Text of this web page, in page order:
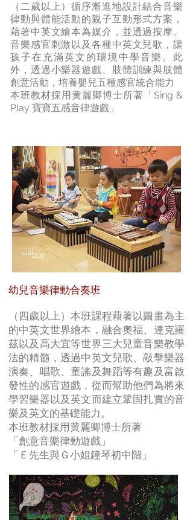
（二歲以上）循序漸進地設計結合音樂
律動與體能活動的親子互動形式方案，
藉著中英文繪本為媒介，並透過按摩、
音樂感官刺激以及各種中英文兒歌，讓
孩子在充滿英文的環境中學音樂。此
外，透過小樂器遊戲、肢體訓練與肢體
創意活動，培養嬰兒五種感官統合能力
本班教材採用黄麗卿博士所著「Sing &
Play 寶寶五感音律遊戲」
幼兒音樂律動合奏班
（四歲以上）本班課程藉著以圖畫為主
的中英文世界繪本，融合奧福、達克羅
茲以及高大宜等世界三大兒童音樂教學
法的精髓，透過中英文兒歌、敲擊樂器
演奏、唱歌、童謠及舞蹈等有趣及富啟
發性的感官遊戲，從而幫助他們為將來
學習樂器以及英文而建立鞏固扎實的音
樂及英文的基礎能力。
本班教材採用黄麗卿博士所著
「創意音樂律動遊戲」
​「Ｅ先生與Ｇ小姐鐘琴初中階」